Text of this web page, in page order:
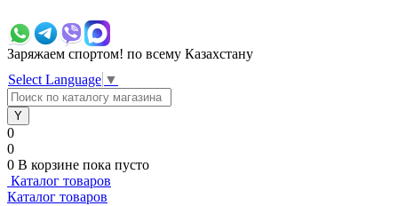
Заряжаем спортом! по всему Казахстану
Select Language ▼
0
0
0 В корзине пока пусто
Каталог товаров
Каталог товаров